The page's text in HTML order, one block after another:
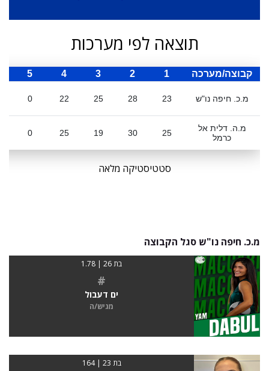
תוצאה לפי מערכות
קבוצה/מערכה 1
2
3
4
5
מ.כ. חיפה נו"ש 23
28
25
22
0
מ.ה. דלית אל
כרמל
25
30
19
25
0
סטטיסטיקה מלאה
מ.כ. חיפה נו"ש סגל הקבוצה
בת 26 | 1.78
#
ים דעבול
מגיש/ה
בת 23 | 164